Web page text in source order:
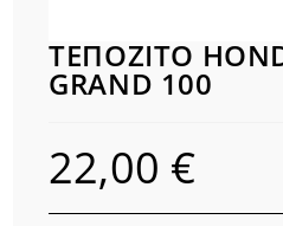
ΤΕΠΟΖΙΤΟ
GRAND 100
22,00 €